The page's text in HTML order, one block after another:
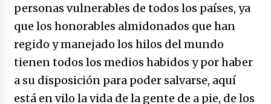
personas vulnerables de todos los países, ya
que los honorables almidonados que han
regido y manejado los hilos del mundo
tienen todos los medios habidos y por haber
a su disposición para poder salvarse, aquí
está en vilo la vida de la gente de a pie, de los